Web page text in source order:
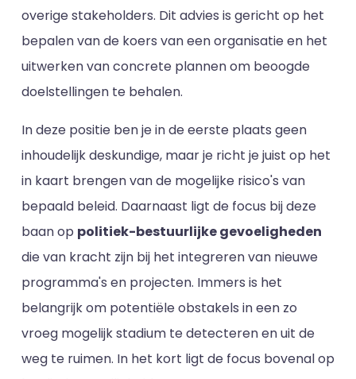
overige stakeholders. Dit advies is gericht op het
bepalen van de koers van een organisatie en het
uitwerken van concrete plannen om beoogde
doelstellingen te behalen.
In deze positie ben je in de eerste plaats geen
inhoudelijk deskundige, maar je richt je juist op het
in kaart brengen van de mogelijke risico's van
bepaald beleid. Daarnaast ligt de focus bij deze
baan op politiek-bestuurlijke gevoeligheden
die van kracht zijn bij het integreren van nieuwe
programma's en projecten. Immers is het
belangrijk om potentiële obstakels in een zo
vroeg mogelijk stadium te detecteren en uit de
weg te ruimen. In het kort ligt de focus bovenal op